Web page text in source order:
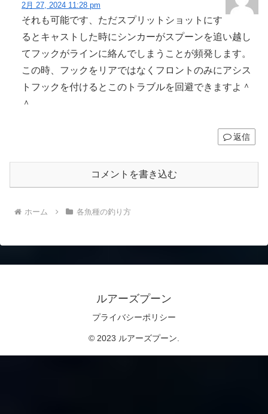
2月 27, 2024 11:28 pm
それも可能です、ただスプリットショットにす
るとキャストした時にシンカーがスプーンを追い越し
てフックがラインに絡んでしまうことが頻発します。
この時、フックをリアではなくフロントのみにアシス
トフックを付けるとこのトラブルを回避できますよ＾
＾
返信
コメントを書き込む
ホーム 各魚種の釣り方
ルアーズプーン
プライバシーポリシー
© 2023 ルアーズプーン.